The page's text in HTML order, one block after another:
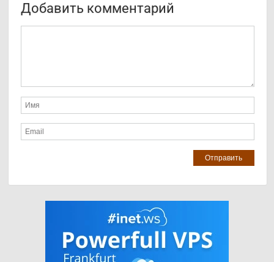
Добавить комментарий